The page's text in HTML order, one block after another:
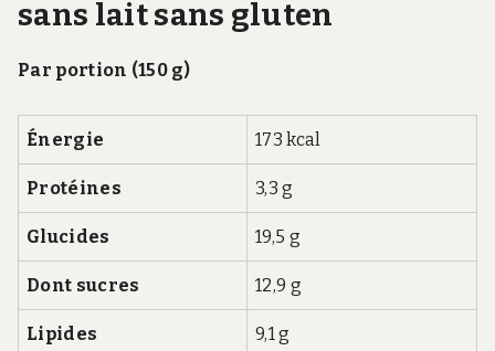
sans lait sans gluten
Par portion (150 g)
Énergie 173 kcal
Protéines 3,3 g
Glucides 19,5 g
Dont sucres 12,9 g
Lipides 9,1 g